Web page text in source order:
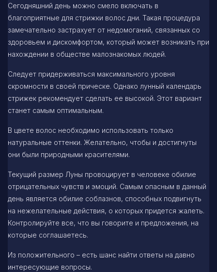
Сегодняшний день можно смело включать в
благоприятные для стрижки волос дни. Такая процедура
замечательно застрахует от недомоганий, связанных со
здоровьем и дискомфортом, который может возникать при
нахождении в обществе малознакомых людей.
Следует придерживаться максимального уровня
скромности в своей прическе. Однако лунный календарь
стрижек рекомендует сделать ее высокой. Этот вариант
станет самым оптимальным.
В цвете волос необходимо использовать только
натуральные оттенки. Желательно, чтобы и достигнуты
они были природными красителями.
Текущий размер Луны провоцирует в человеке обилие
отрицательных чувств и эмоций. Самым опасным в данный
день является обилие соблазнов, способных подвигнуть
на нежелательные действия, о которых придется жалеть.
Контролируйте все, что вы говорите и предложения, на
которые соглашаетесь.
Из положительного – есть шанс найти ответы на давно
интересующие вопросы.